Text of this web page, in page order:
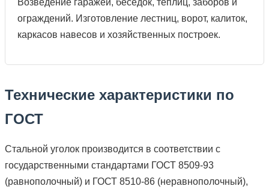
Возведение гаражей, беседок, теплиц, заборов и
ограждений. Изготовление лестниц, ворот, калиток,
каркасов навесов и хозяйственных построек.
Технические характеристики по
ГОСТ
Стальной уголок производится в соответствии с
государственными стандартами ГОСТ 8509-93
(равнополочный) и ГОСТ 8510-86 (неравнополочный),